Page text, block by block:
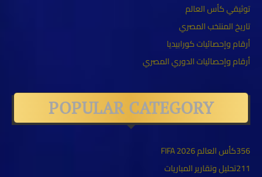
توثيقي كأس العالم
تاريخ المنتخب المصري
أرقام وإحصائيات كورابيديا
أرقام وإحصائيات الدوري المصري
POPULAR CATEGORY
كأس العالم FIFA 2026356
تحليل وتقارير المباريات211